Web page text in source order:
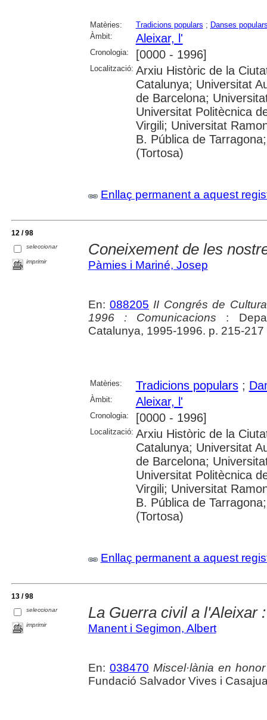
Matèries: Tradicions populars ; Danses
Àmbit:
Aleixar, l'
Cronologia: [0000 - 1996]
Localització: Arxiu Històric de la
Catalunya; Universitat
de Barcelona;
Universitat Politècnica
Virgili; Universitat
B. Pública de
(Tortosa)
Enllaç permanent a aquest
12 / 98
seleccionar
imprimir
Coneixement de les
Pàmies i Mariné, Josep
En: 088205 II Congrés de
1996 : Comunicacions :
Catalunya, 1995-1996. p. 215-217
Matèries: Tradicions populars;
Àmbit: Aleixar, l'
Cronologia: [0000 - 1996]
Localització: Arxiu Històric de la
Catalunya; Universitat
de Barcelona;
Universitat Politècnica
Virgili; Universitat
B. Pública de
(Tortosa)
Enllaç permanent a aquest
13 / 98
seleccionar
imprimir
La Guerra civil a l'Aleixar
Manent i Segimon, Albert
En: 038470 Miscel·lània en
Fundació Salvador Vives i